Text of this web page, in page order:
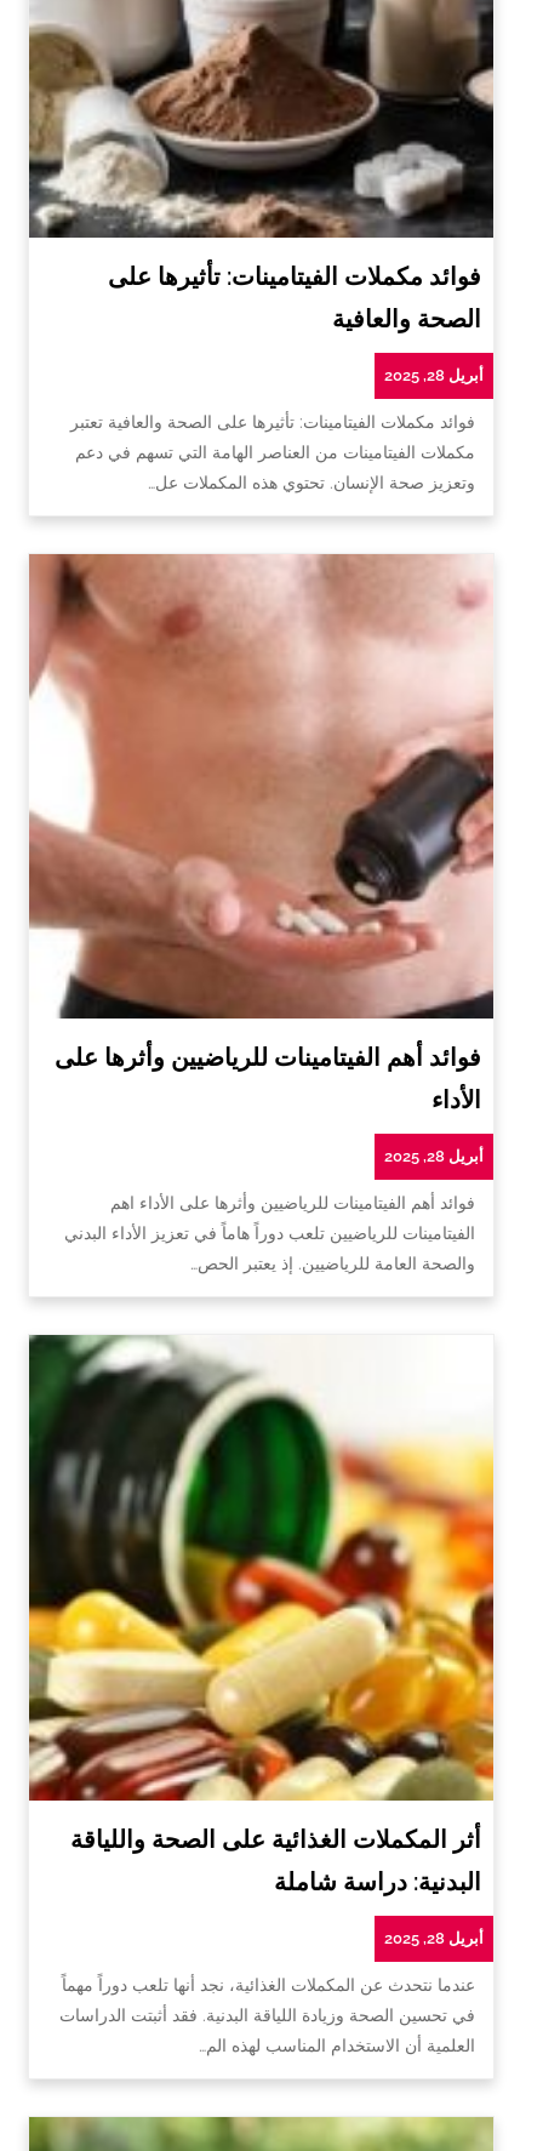
فوائد مكملات الفيتامينات: تأثيرها على
الصحة والعافية
أبريل 28, 2025
فوائد مكملات الفيتامينات: تأثيرها على الصحة والعافية تعتبر
مكملات الفيتامينات من العناصر الهامة التي تسهم في دعم
وتعزيز صحة الإنسان. تحتوي هذه المكملات عل…
فوائد أهم الفيتامينات للرياضيين وأثرها على
الأداء
أبريل 28, 2025
فوائد أهم الفيتامينات للرياضيين وأثرها على الأداء اهم
الفيتامينات للرياضيين تلعب دوراً هاماً في تعزيز الأداء البدني
والصحة العامة للرياضيين. إذ يعتبر الحص…
أثر المكملات الغذائية على الصحة واللياقة
البدنية: دراسة شاملة
أبريل 28, 2025
عندما نتحدث عن المكملات الغذائية، نجد أنها تلعب دوراً مهماً
في تحسين الصحة وزيادة اللياقة البدنية. فقد أثبتت الدراسات
العلمية أن الاستخدام المناسب لهذه الم…